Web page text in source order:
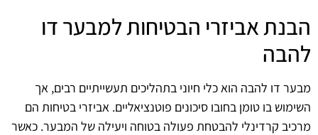
הבנת אביזרי הבטיחות למבער דו
להבה
מבער דו להבה הוא כלי חיוני בתהליכים תעשייתיים רבים, אך
השימוש בו טומן בחובו סיכונים פוטנציאליים. אביזרי בטיחות הם
מרכיב קרדינלי להבטחת פעולה בטוחה ויעילה של המבער. כאשר